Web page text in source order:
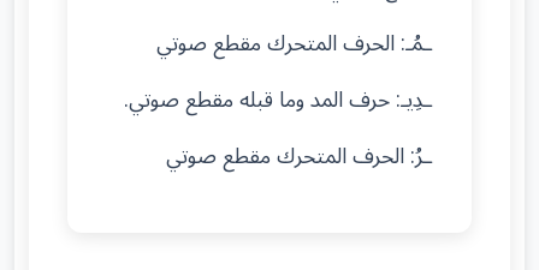
ـمُـ: الحرف المتحرك مقطع صوتي
ـدِيـ: حرف المد وما قبله مقطع صوتي.
ـرُ: الحرف المتحرك مقطع صوتي